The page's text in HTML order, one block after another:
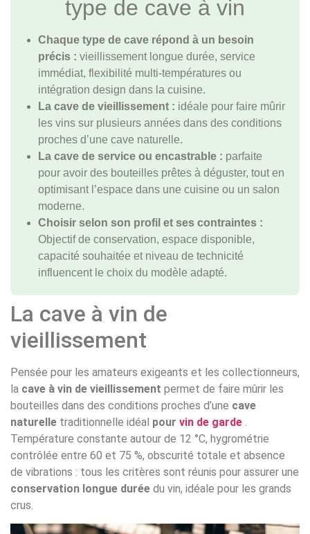
type de cave à vin
Chaque type de cave répond à un besoin
précis : vieillissement longue durée, service
immédiat, flexibilité multi-températures ou
intégration design dans la cuisine.
La cave de vieillissement : idéale pour faire mûrir
les vins sur plusieurs années dans des conditions
proches d’une cave naturelle.
La cave de service ou encastrable : parfaite
pour avoir des bouteilles prêtes à déguster, tout en
optimisant l’espace dans une cuisine ou un salon
moderne.
Choisir selon son profil et ses contraintes :
Objectif de conservation, espace disponible,
capacité souhaitée et niveau de technicité
influencent le choix du modèle adapté.
La cave à vin de
vieillissement
Pensée pour les amateurs exigeants et les collectionneurs,
la cave à vin de vieillissement permet de faire mûrir les
bouteilles dans des conditions proches d’une cave
naturelle traditionnelle idéal pour vin de garde .
Température constante autour de 12 °C, hygrométrie
contrôlée entre 60 et 75 %, obscurité totale et absence
de vibrations : tous les critères sont réunis pour assurer une
conservation longue durée du vin, idéale pour les grands
crus.